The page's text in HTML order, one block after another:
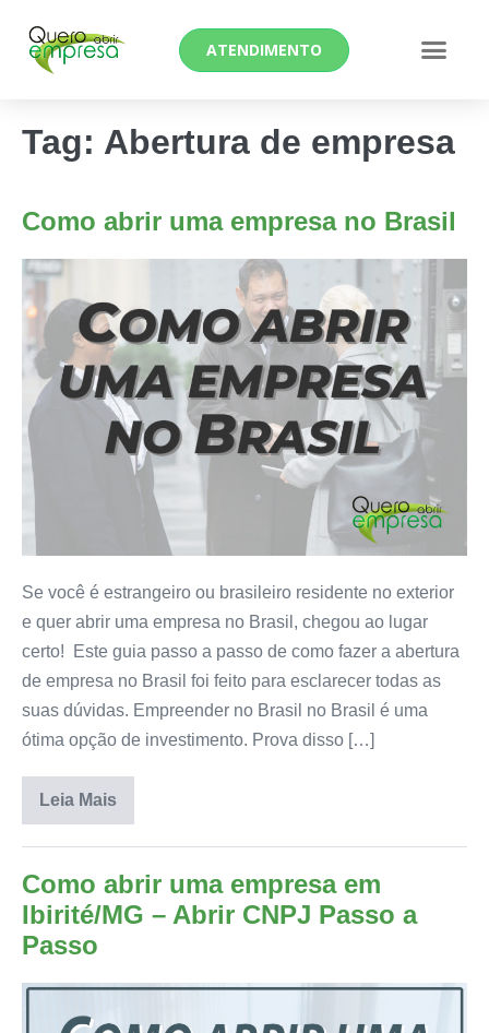
ATENDIMENTO
Tag: Abertura de empresa
Como abrir uma empresa no Brasil
Se você é estrangeiro ou brasileiro residente no exterior
e quer abrir uma empresa no Brasil, chegou ao lugar
certo! Este guia passo a passo de como fazer a abertura
de empresa no Brasil foi feito para esclarecer todas as
suas dúvidas. Empreender no Brasil no Brasil é uma
ótima opção de investimento. Prova disso […]
Leia Mais
Como abrir uma empresa em
Ibirité/MG – Abrir CNPJ Passo a
Passo